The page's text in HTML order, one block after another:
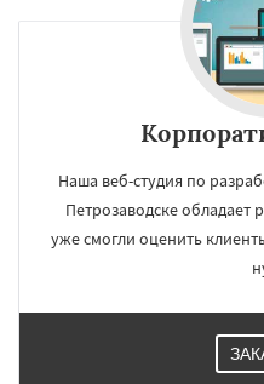
Наша веб-студия по
Петрозаводске
уже смогли оценить